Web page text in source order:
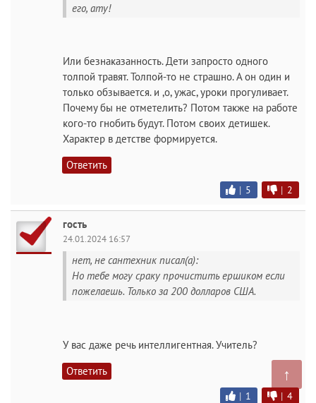
его, ату!
Или безнаказанность. Дети запросто одного
толпой травят. Толпой-то не страшно. А он один и
только обзывается. и ,о, ужас, уроки прогуливает.
Почему бы не отметелить? Потом также на работе
кого-то гнобить будут. Потом своих детишек.
Характер в детстве формируется.
Ответить
| 5 | 2
гость
24.01.2024 16:57
нет, не сантехник писал(а):
Но тебе могу сраку прочистить ершиком если
пожелаешь. Только за 200 долларов США.
У вас даже речь интеллигентная. Учитель?
Ответить
| 1 | 4
↑